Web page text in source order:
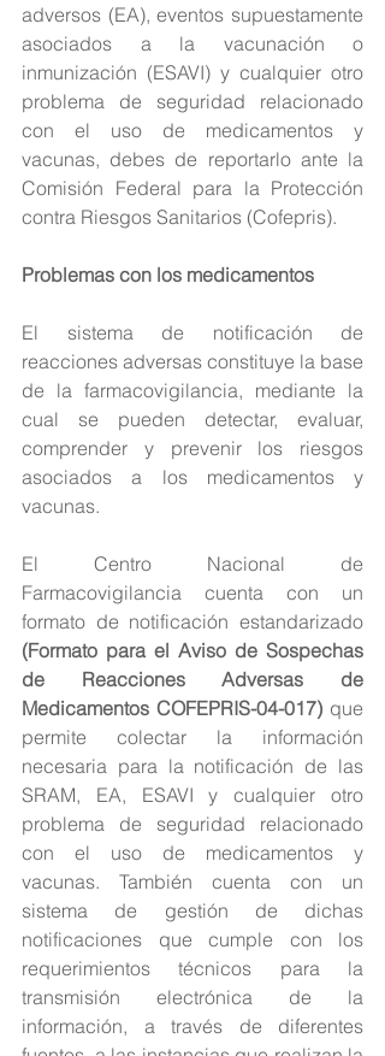
adversos (EA), eventos supuestamente
asociados a la vacunación o
inmunización (ESAVI) y cualquier otro
problema de seguridad relacionado
con el uso de medicamentos y
vacunas, debes de reportarlo ante la
Comisión Federal para la Protección
contra Riesgos Sanitarios (Cofepris).
Problemas con los medicamentos
El sistema de notificación de
reacciones adversas constituye la base
de la farmacovigilancia, mediante la
cual se pueden detectar, evaluar,
comprender y prevenir los riesgos
asociados a los medicamentos y
vacunas.
El Centro Nacional de
Farmacovigilancia cuenta con un
(Formato para el Aviso de Sospechas
de Reacciones Adversas de
Medicamentos COFEPRIS-04-017) que
permite colectar la información
necesaria para la notificación de las
SRAM, EA, ESAVI y cualquier otro
problema de seguridad relacionado
con el uso de medicamentos y
vacunas. También cuenta con un
sistema de gestión de dichas
notificaciones que cumple con los
requerimientos técnicos para la
transmisión electrónica de la
información, a través de diferentes